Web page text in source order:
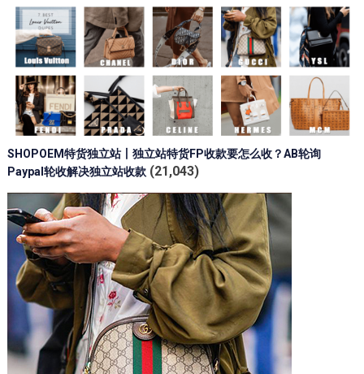
SHOPOEM特货独立站丨独立站特货FP收款要怎么收？AB轮询
Paypal轮收解决独立站收款 (21,043)